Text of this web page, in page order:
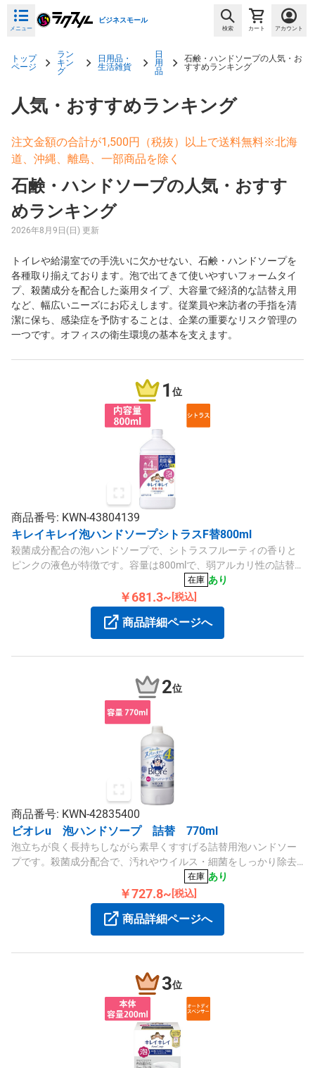
メニュー
ビジネスモール
検索 カート アカウント
トップ
ページ
ラン
キン
グ
日用品・
生活雑貨
日
用
品
石鹸・ハンドソープの人気・お
すすめランキング
人気・おすすめランキング
注文金額の合計が1,500円（税抜）以上で送料無料※北海
道、沖縄、離島、一部商品を除く
石鹸・ハンドソープの人気・おすす
めランキング
2026年8月9日(日) 更新
トイレや給湯室での手洗いに欠かせない、石鹸・ハンドソープを
各種取り揃えております。泡で出てきて使いやすいフォームタイ
プ、殺菌成分を配合した薬用タイプ、大容量で経済的な詰替え用
など、幅広いニーズにお応えします。従業員や来訪者の手指を清
潔に保ち、感染症を予防することは、企業の重要なリスク管理の
一つです。オフィスの衛生環境の基本を支えます。
1 位
商品番号: KWN-43804139
キレイキレイ泡ハンドソープシトラスF替800ml
殺菌成分配合の泡ハンドソープで、シトラスフルーティの香りと
ピンクの液色が特徴です。容量は800mlで、弱アルカリ性の詰替
在庫 あり
￥681.3~ [税込]
商品詳細ページへ
2位
商品番号: KWN-42835400
ビオレu 泡ハンドソープ 詰替 770ml
泡立ちが良く長持ちしながら素早くすすげる詰替用泡ハンドソー
プです。殺菌成分配合で、汚れやウイルス・細菌をしっかり除去
し、マイルドシトラスの香りがします。在庫 あり
￥727.8~ [税込]
商品詳細ページへ
3位